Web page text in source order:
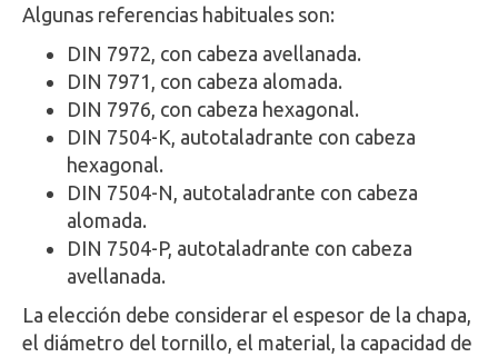
Algunas referencias habituales son:
DIN 7972, con cabeza avellanada.
DIN 7971, con cabeza alomada.
DIN 7976, con cabeza hexagonal.
DIN 7504-K, autotaladrante con cabeza
hexagonal.
DIN 7504-N, autotaladrante con cabeza
alomada.
DIN 7504-P, autotaladrante con cabeza
avellanada.
La elección debe considerar el espesor de la chapa,
el diámetro del tornillo, el material, la capacidad de